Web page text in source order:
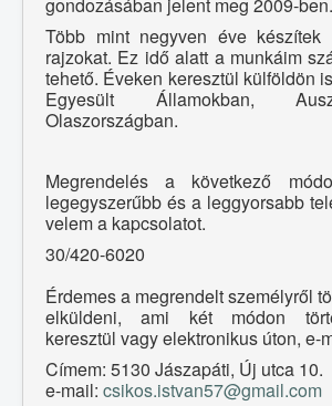
Több mint negyven éve készítek
rajzokat. Ez idő alatt a munkáim
tehető. Éveken keresztül külföldön
Egyesült Államokban,
Olaszországban.
Megrendelés a következő
legegyszerűbb és a leggyorsabb
velem a kapcsolatot.
30/420-6020
Érdemes a megrendelt személyről
elküldeni, ami két módon
keresztül vagy elektronikus úton, e-
Címem: 5130 Jászapáti, Új utca 10.
e-mail: csikos.istvan57@gmail.com